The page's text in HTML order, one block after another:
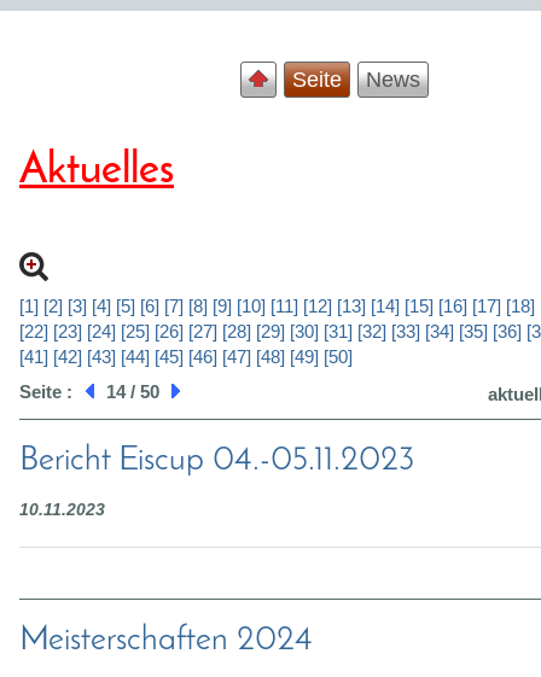
Seite News
Aktuelles
[1] [2] [3] [4] [5] [6] [7] [8] [9] [10] [11] [12] [13] [14] [15] [16] [17] [18]
[22] [23] [24] [25] [26] [27] [28] [29] [30] [31] [32] [33] [34] [35] [36]
[41] [42] [43] [44] [45] [46] [47] [48] [49] [50]
Seite : 14 / 50
Bericht Eiscup 04.-05.11.2023
10.11.2023
Meisterschaften 2024